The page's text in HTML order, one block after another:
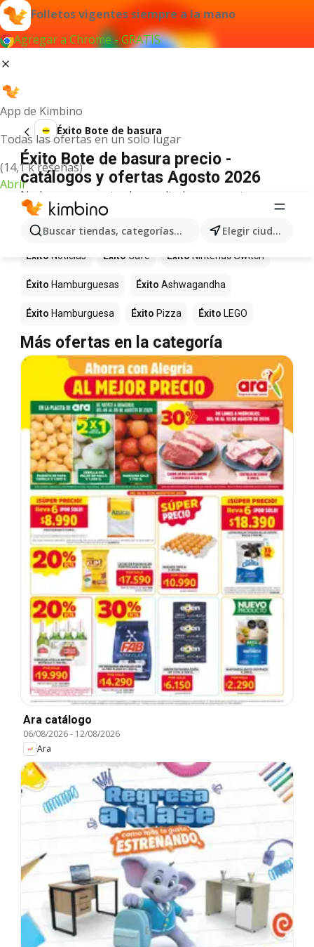
Folletos vigentes siempre a la mano
Agregar a Chrome - GRATIS
App de Kimbino
Todas las ofertas en un solo lugar
(14,1 k reseñas)
Abrir
Buscar tiendas, categorías, productos... Elegir ciudad
Éxito Bote de basura
Éxito Bote de basura precio -
catálogos y ofertas Agosto 2026
No hemos encontrado resultados para este
término.
Más productos en tiendas Éxito
Éxito Noticias Éxito Café Éxito Nintendo Switch
Éxito Hamburguesas Éxito Ashwagandha
Éxito Hamburguesa Éxito Pizza Éxito LEGO
Más ofertas en la categoría
Ara catálogo
06/08/2026- 12/08/2026
Ara